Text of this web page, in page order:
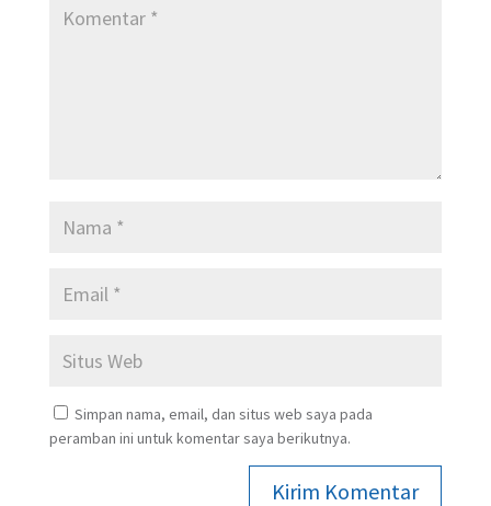
Simpan nama, email, dan situs web saya pada
peramban ini untuk komentar saya berikutnya.
Kirim Komentar